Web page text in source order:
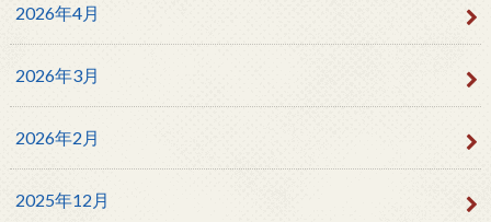
2026年4月
2026年3月
2026年2月
2025年12月